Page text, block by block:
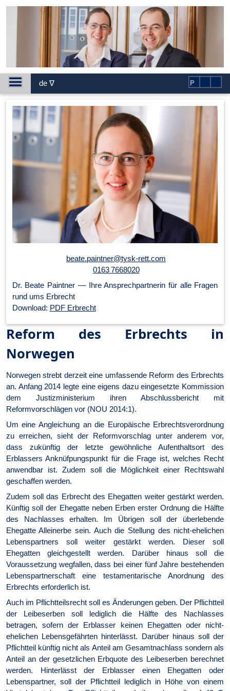
de ∇ P
beate.paintner@tysk-rett.com
0163 7668020
Dr. Beate Paintner — Ihre An­sprech­part­ner­in für alle Fragen
rund ums Erbrecht
Download: PDF Erbrecht
Reform des Erbrechts in
Norwegen
Norwegen strebt derzeit eine umfassende Reform des Erbrechts
an. Anfang 2014 legte eine eigens dazu eingesetzte Kommission
dem Justizministerium ihren Abschlussbericht mit
Reformvorschlägen vor (NOU 2014:1).
Um eine Angleichung an die Europäische Erbrechtsverordnung
zu erreichen, sieht der Reformvorschlag unter anderem vor,
dass zukünftig der letzte gewöhnliche Aufenthaltsort des
Erblassers Anknüfpungspunkt für die Frage ist, welches Recht
anwendbar ist. Zudem soll die Möglichkeit einer Rechtswahl
geschaffen werden.
Zudem soll das Erbrecht des Ehegatten weiter gestärkt werden.
Künftig soll der Ehegatte neben Erben erster Ordnung die Hälfte
des Nachlasses erhalten. Im Übrigen soll der überlebende
Ehegatte Alleinerbe sein. Auch die Stellung des nicht-ehelichen
Lebenspartners soll weiter gestärkt werden. Dieser soll
Ehegatten gleichgestellt werden. Darüber hinaus soll die
Voraussetzung wegfallen, dass bei einer fünf Jahre bestehenden
Lebenspartnerschaft eine testamentarische Anordnung des
Erbrechts erforderlich ist.
Auch im Pflichtteilsrecht soll es Änderungen geben. Der Pflichtteil
der Leibeserben soll lediglich die Hälfte des Nachlasses
betragen, sofern der Erblasser keinen Ehegatten oder nicht-
ehelichen Lebensgefährten hinterlässt. Darüber hinaus soll der
Pflichtteil künftig nicht als Anteil am Gesamtnachlass sondern als
Anteil an der gesetzlichen Erbquote des Leibeserben berechnet
werden. Hinterlässt der Erblasser einen Ehegatten oder
Lebenspartner, soll der Pflichtteil lediglich in Höhe von einem